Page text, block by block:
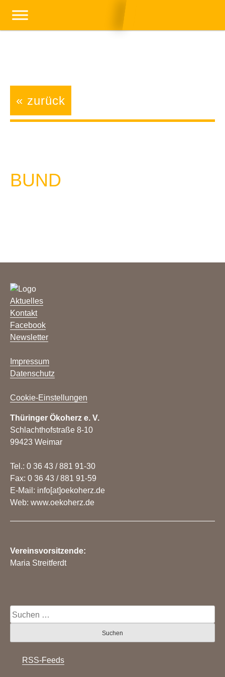
« zurück
BUND
Aktuelles
Kontakt
Facebook
Newsletter
Impressum
Datenschutz
Cookie-Einstellungen
Thüringer Ökoherz e. V.
Schlachthofstraße 8-10
99423 Weimar
Tel.: 0 36 43 / 881 91-30
Fax: 0 36 43 / 881 91-59
E-Mail: info[at]oekoherz.de
Web: www.oekoherz.de
Vereinsvorsitzende:
Maria Streitferdt
Suche
nach:
RSS-Feeds